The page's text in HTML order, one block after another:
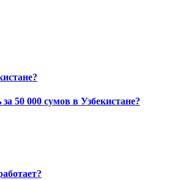
50 000 сумов в Узбекистане?